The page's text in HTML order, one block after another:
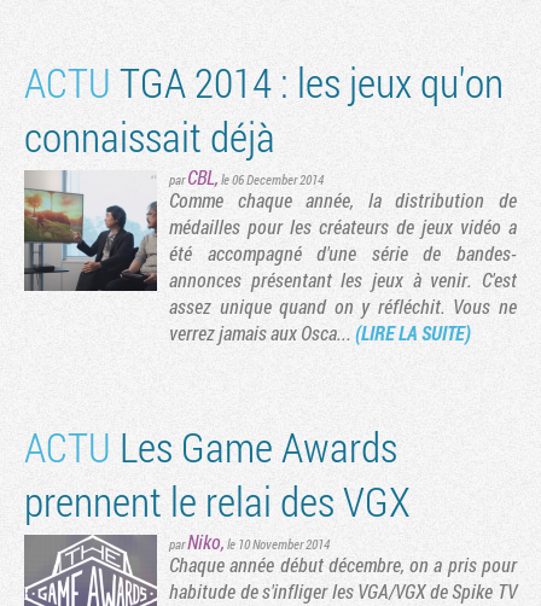
ACTU TGA 2014 : les jeux qu'on
connaissait déjà
parCBL, le 06 December 2014
Comme chaque année, la distribution de
médailles pour les créateurs de jeux vidéo a
été accompagné d'une série de bandes-
annonces présentant les jeux à venir. C'est
assez unique quand on y réfléchit. Vous ne
verrez jamais aux Osca...(LIRE LA SUITE)
ACTU Les Game Awards
prennent le relai des VGX
parNiko, le 10 November 2014
Chaque année début décembre, on a pris pour
habitude de s'infliger les VGA/VGX de Spike TV
Tribune